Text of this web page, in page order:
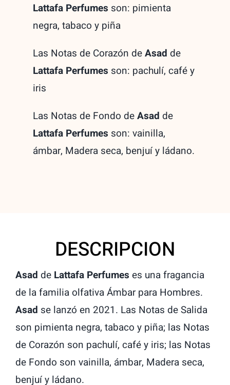
Lattafa Perfumes son: pimienta
negra, tabaco y piña
Las Notas de Corazón deAsad de
Lattafa Perfumes son: pachulí, café y
iris
Las Notas de Fondo deAsad de
Lattafa Perfumes son: vainilla,
ámbar, Madera seca, benjuí y ládano.
DESCRIPCION
Asad de Lattafa Perfumes es una fragancia
de la familia olfativa Ámbar para Hombres.
Asad se lanzó en 2021. Las Notas de Salida
son pimienta negra, tabaco y piña; las Notas
de Corazón son pachulí, café y iris; las Notas
de Fondo son vainilla, ámbar, Madera seca,
benjuí y ládano.